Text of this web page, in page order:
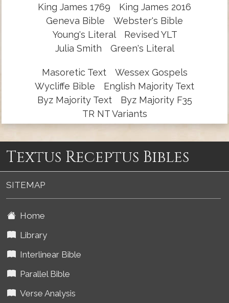
King James 1769
King James 2016
Geneva Bible
Webster's Bible
Young's Literal
Revised YLT
Julia Smith
Green's Literal
Masoretic Text
Wessex Gospels
Wycliffe Bible
English Majority Text
Byz Majority Text
Byz Majority F35
TR NT Variants
Textus Receptus Bibles
SITEMAP
Home
Library
Interlinear Bible
Parallel Bible
Verse Analysis